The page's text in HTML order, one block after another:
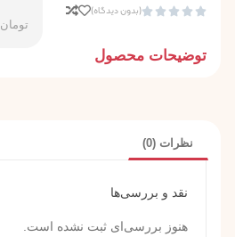




(بدون دیدگاه)
توضیحات محصول
تومان
نظرات (0)
نقد و بررسی‌ها
هنوز بررسی‌ای ثبت نشده است.